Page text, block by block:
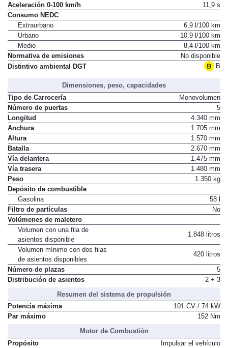
Aceleración 0-100 km/h
11,9 s
Consumo NEDC
Extraurbano
6,9 l/100 km
Urbano
10,9 l/100 km
Medio
8,4 l/100 km
Normativa de emisiones
No disponible
Distintivo ambiental DGT
B
Dimensiones, peso, capacidades
Tipo de Carrocería
Monovolumen
Número de puertas
5
Longitud
4.340 mm
Anchura
1.705 mm
Altura
1.570 mm
Batalla
2.670 mm
Vía delantera
1.475 mm
Vía trasera
1.480 mm
Peso
1.350 kg
Depósito de combustible
Gasolina
58 l
Filtro de partículas
No
Volúmenes de maletero
Volumen con una fila de
asientos disponible
1.848 litros
Volumen mínimo con dos filas
de asientos disponibles
420 litros
Número de plazas
5
Distribución de asientos
2 + 3
Resumen del sistema de propulsión
Potencia máxima
101 CV / 74 kW
Par máximo
152 Nm
Motor de Combustión
Propósito
Impulsar el vehículo